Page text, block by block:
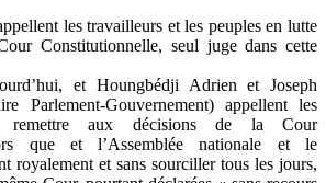
les travailleurs et les peuples en lutte
Constitutionnelle, seul juge dans cette
et Houngbédji Adrien et Joseph
Parlement-Gouvernement) appellent les
remettre aux décisions de la Cour
que et l’Assemblée nationale et le
royalement et sans sourciller tous les jours,